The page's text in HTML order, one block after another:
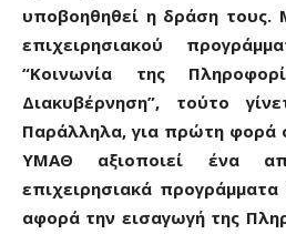
υποβοηθηθεί η δράση τους.
επιχειρησιακού
“Κοινωνία της
Διακυβέρνηση”, τούτο
Παράλληλα, για πρώτη φορά
ΥΜΑΘ αξιοποιεί ένα
επιχειρησιακά
αφορά την εισαγωγή της